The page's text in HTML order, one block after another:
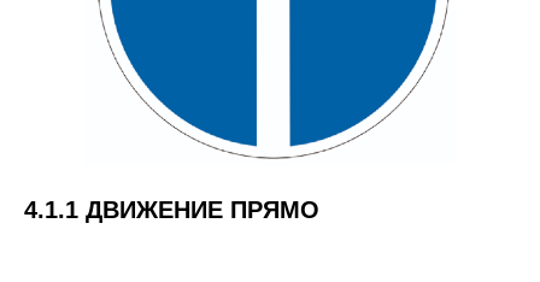
4.1.1 ДВИЖЕНИЕ ПРЯМО